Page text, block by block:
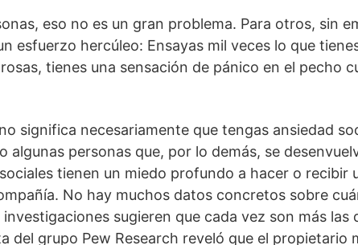
eso no es un gran problema. Para otros, sin
esfuerzo hercúleo: Ensayas mil veces lo que
tienes una sensación de pánico en el pecho
significa necesariamente que tengas ansiedad
algunas personas que, por lo demás, se
tienen un miedo profundo a hacer o recibir
No hay muchos datos concretos sobre
sugieren que cada vez son más las
del grupo Pew Research reveló que el propietario